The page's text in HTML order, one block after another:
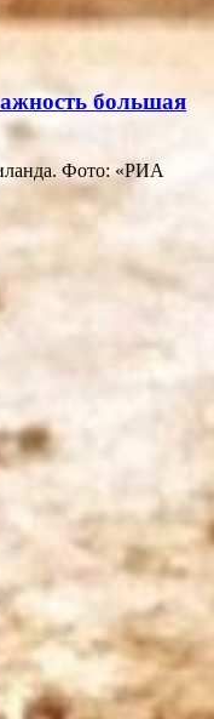
большая
Фото: «РИА